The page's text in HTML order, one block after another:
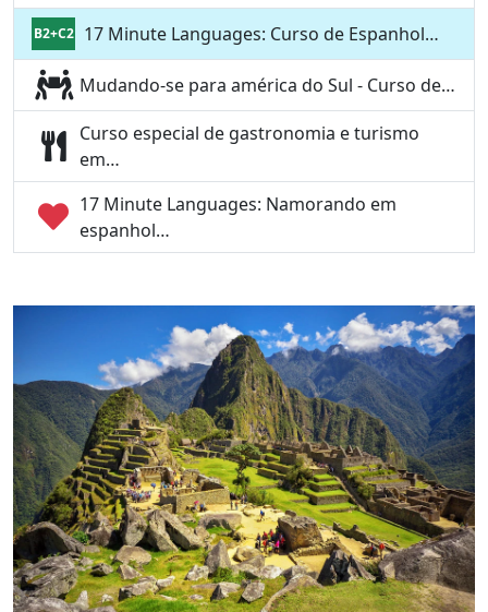
B2+C2 17 Minute Languages: Curso de Espanhol…
Mudando-se para américa do Sul - Curso de…
Curso especial de gastronomia e turismo
em…
17 Minute Languages: Namorando em
espanhol…